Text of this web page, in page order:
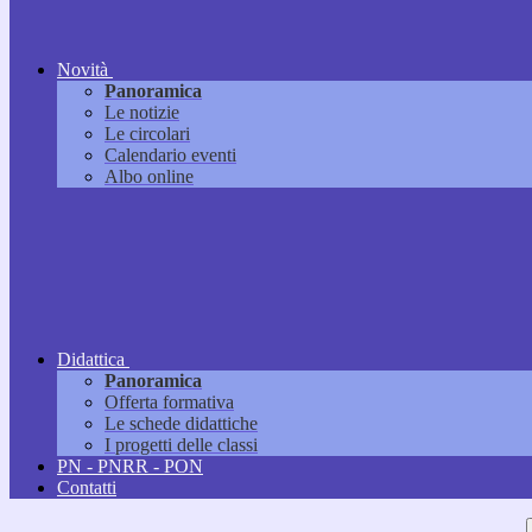
Novità
Panoramica
Le notizie
Le circolari
Calendario eventi
Albo online
Didattica
Panoramica
Offerta formativa
Le schede didattiche
I progetti delle classi
PN - PNRR - PON
Contatti